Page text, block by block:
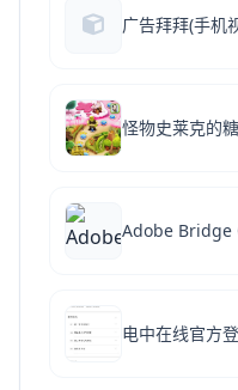
广告拜拜(手机
电中在线官方